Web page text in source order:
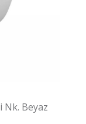
Nk. Beyaz